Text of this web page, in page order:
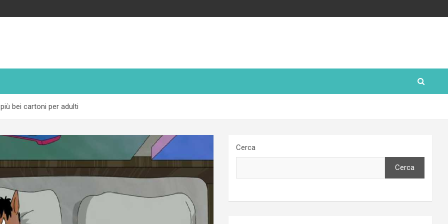
bei cartoni per adulti
Cerca
Cerca